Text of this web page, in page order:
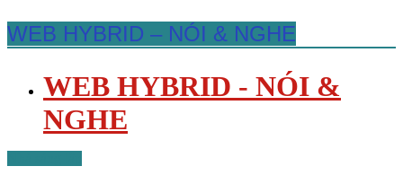
WEB HYBRID – NÓI & NGHE
WEB HYBRID - NÓI &
NGHE